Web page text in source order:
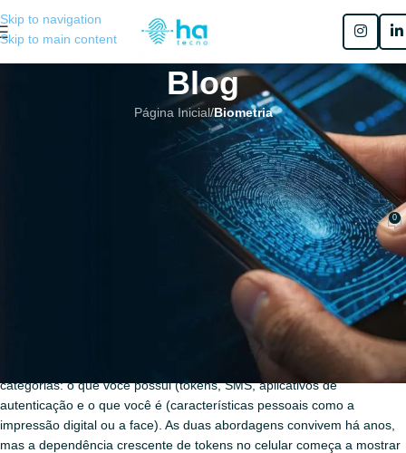
Skip to navigation
Skip to main content
Blog
Página Inicial/Biometria
BIOMETRIA DIGITAL,PREVIDÊNCIA,PROVA DE VIDA
Tokens x Biometria Digital na
segurança do seu APP
Henrique Sérgio Gutierrez da CostaNo 10 de fevereiro de 2026 0
Sabe aquele seu aplicativo que parece responder rápido demais após
você ler a biometria ? Pois é, pode haver um preço por esta rapidez.
Quando falamos de segurança digital, geralmente caímos em duas
categorias: o que você possui (tokens, SMS, aplicativos de
autenticação e o que você é (características pessoais como a
impressão digital ou a face). As duas abordagens convivem há anos,
mas a dependência crescente de tokens no celular começa a mostrar